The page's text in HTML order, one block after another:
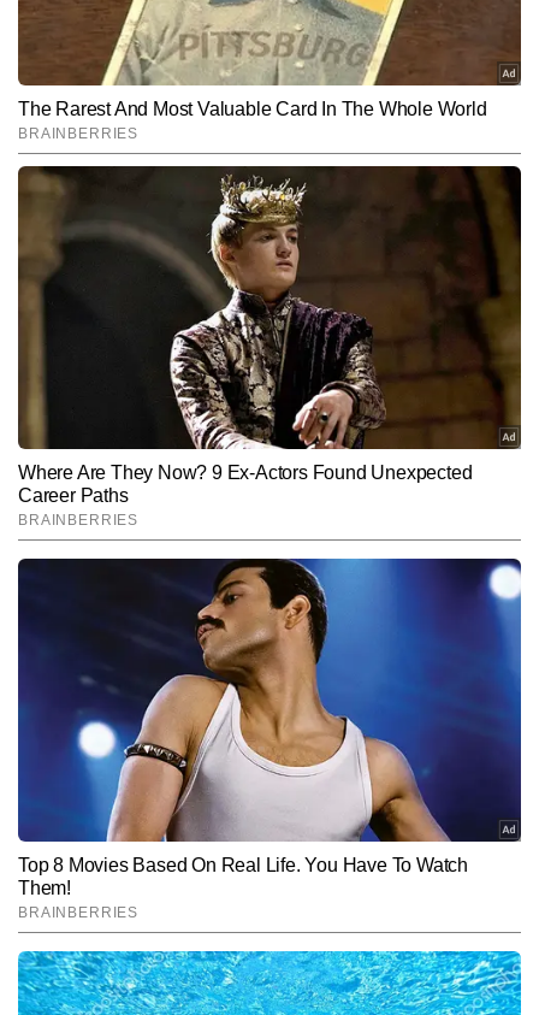
खबरें प्रकाशित की हैं, जिनमें ब्रेकिंग अपडेट्स, एनालिटिकल कंटेंट, स्पेशल
स्टोरीज और न्यूज एक्सप्लेनर्स शामिल हैं।
Subscribe to our daily Newsletter!
SUBMIT